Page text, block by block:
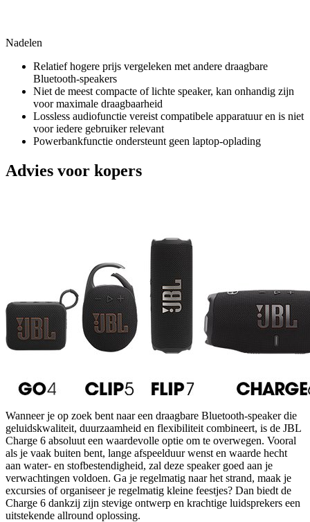
Nadelen
Relatief hogere prijs vergeleken met andere draagbare
Bluetooth-speakers
Niet de meest compacte of lichte speaker, kan onhandig zijn
voor maximale draagbaarheid
Lossless audiofunctie vereist compatibele apparatuur en is niet
voor iedere gebruiker relevant
Powerbankfunctie ondersteunt geen laptop-oplading
Advies voor kopers
Wanneer je op zoek bent naar een draagbare Bluetooth-speaker die
geluidskwaliteit, duurzaamheid en flexibiliteit combineert, is de JBL
Charge 6 absoluut een waardevolle optie om te overwegen. Vooral
als je vaak buiten bent, lange afspeelduur wenst en waarde hecht
aan water- en stofbestendigheid, zal deze speaker goed aan je
verwachtingen voldoen. Ga je regelmatig naar het strand, maak je
excursies of organiseer je regelmatig kleine feestjes? Dan biedt de
Charge 6 dankzij zijn stevige ontwerp en krachtige luidsprekers een
uitstekende allround oplossing.